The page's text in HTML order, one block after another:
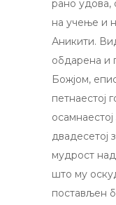
рано удова,
на учење и
Аникити.
обдарена и
Божјом,
петнаестој
двадесетој
мудрост
што му
постављен